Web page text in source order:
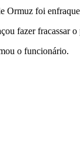
Ormuz foi
fazer
o funcionário.